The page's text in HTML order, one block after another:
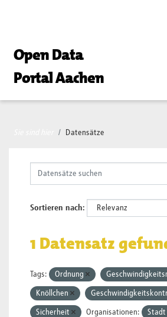
Open Data
Portal Aachen
Datensätze
Sortieren nach
1 Datensatz
Tags: Ordnung
Knöllchen
Sicherheit Organisationen: Stadt